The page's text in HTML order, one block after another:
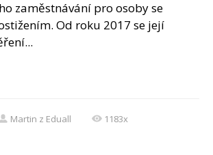
zaměstnávání pro osoby se
Od roku 2017 se její
Martin z Eduall
1183x